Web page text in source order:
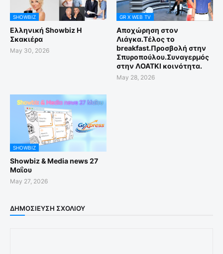
SHOWBIZ
Ελληνική Showbiz Η
Σκακιέρα
May 30, 2026
GR X WEB TV
Αποχώρηση στον
Λιάγκα.Τέλος το
breakfast.Προσβολή στην
Σπυροπούλου.Συναγερμός
στην ΛΟΑΤΚΙ κοινότητα.
May 28, 2026
SHOWBIZ
Showbiz & Media news 27
Μαΐου
May 27, 2026
ΔΗΜΟΣΊΕΥΣΗ ΣΧΟΛΊΟΥ